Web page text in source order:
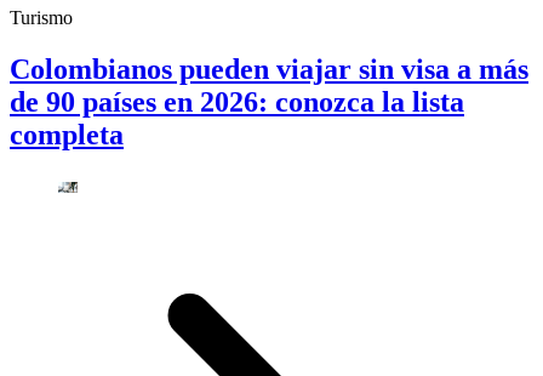
Turismo
Colombianos pueden viajar sin visa a más
de 90 países en 2026: conozca la lista
completa